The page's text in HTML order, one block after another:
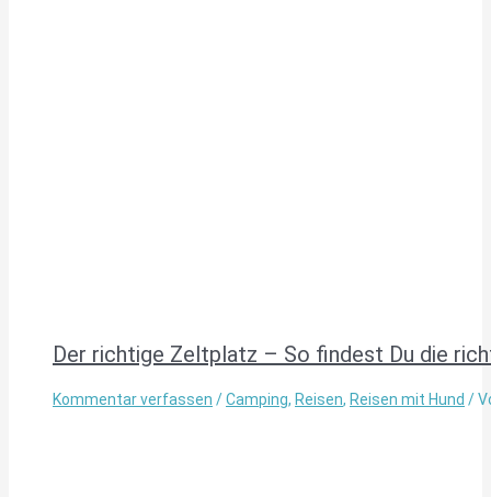
Der richtige Zeltplatz – So findest Du die
Kommentar verfassen /Camping, Reisen, Reisen mit Hund /